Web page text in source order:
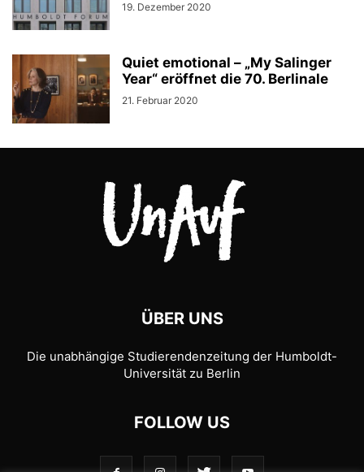
19. Dezember 2020
Quiet emotional – „My Salinger
Year“ eröffnet die 70. Berlinale
21. Februar 2020
ÜBER UNS
Die unabhängige Studierendenzeitung der Humboldt-
Universität zu Berlin
FOLLOW US